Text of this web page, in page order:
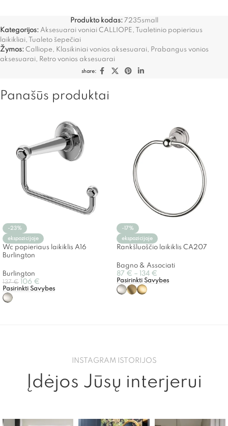
Produkto kodas: 7235small
Kategorijos: Aksesuarai voniai CALLIOPE
Tualetinio popieriaus
laikikliai
Tualeto šepečiai
Žymos: Calliope Klasikiniai vonios aksesuarai
Prabangus vonios
aksesuarai
Retro vonios aksesuarai
share:
Panašūs produktai
-23%
ekspozicijoje
Wc popieriaus laikiklis A16
Burlington
Burlington
137€ 106 €
Pasirinkti Savybes
-17%
ekspozicijoje
Rankšluoščio laikiklis CA207
Bagno & Associati
87 € – 134 €
Pasirinkti Savybes
INSTAGRAM ISTORIJOS
Įdėjos Jūsų interjerui